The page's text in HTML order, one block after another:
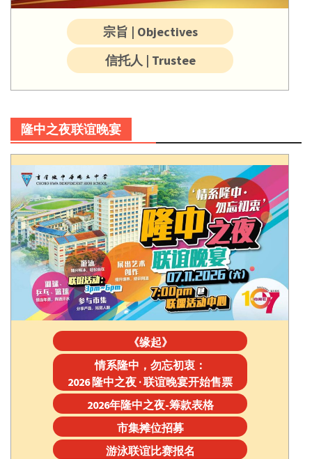
宗旨 | Objectives
信托人 | Trustee
隆中之夜联谊晚宴
《缘起》
情系隆中，勿忘初衷：
2026 隆中之夜 · 联谊晚宴开始售票
2026年隆中之夜-筹款表格
市集摊位招募
游泳联谊比赛报名